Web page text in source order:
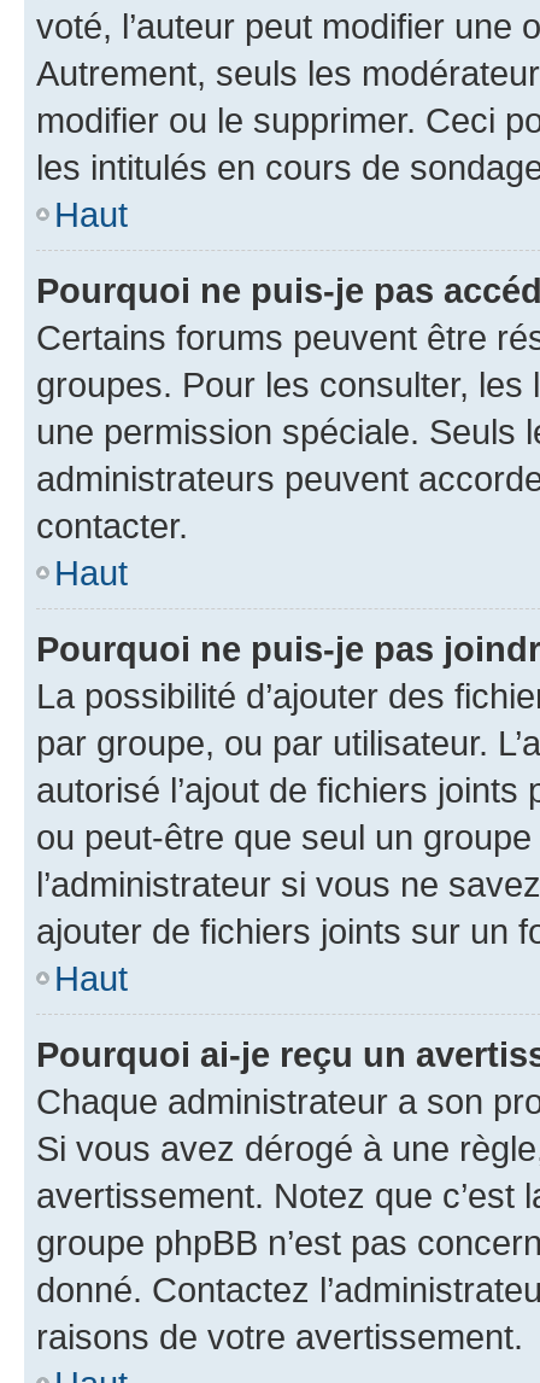
voté, l’auteur peut modifier une
Autrement, seuls les
modifier ou le supprimer. Ceci
les intitulés en cours de
Haut
Pourquoi ne puis-je pas
Certains forums peuvent être
groupes. Pour les consulter,
une permission spéciale. Seuls
administrateurs peuvent
contacter.
Haut
Pourquoi ne puis-je pas
La possibilité d’ajouter des
par groupe, ou par utilisateur.
autorisé l’ajout de fichiers
ou peut-être que seul un
l’administrateur si vous ne
ajouter de fichiers joints sur un
Haut
Pourquoi ai-je reçu un
Chaque administrateur a son
Si vous avez dérogé à une
avertissement. Notez que c’est
groupe phpBB n’est pas
donné. Contactez
raisons de votre avertissement.